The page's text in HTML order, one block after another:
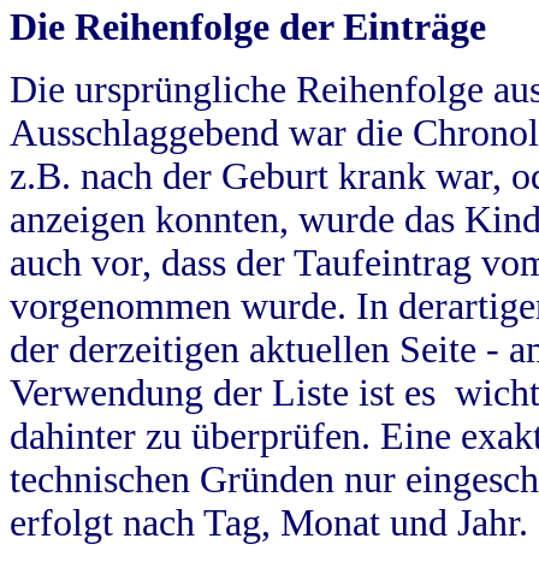
Die Reihenfolge der Einträge
Die ursprüngliche Reihenfolge
Ausschlaggebend war die
z.B. nach der Geburt krank war,
anzeigen konnten, wurde das
auch vor, dass der Taufeintrag
vorgenommen wurde. In
der derzeitigen aktuellen Seite -
Verwendung der Liste ist es
dahinter zu überprüfen. Eine
technischen Gründen nur
erfolgt nach Tag, Monat und Jahr.